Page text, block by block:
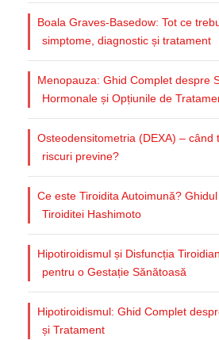
Boala Graves-Basedow: Tot ce
simptome, diagnostic și tratament
Menopauza: Ghid Complet despre
Hormonale și Opțiunile de
Osteodensitometria (DEXA) – când
riscuri previne?
Ce este Tiroidita Autoimună?
Tiroiditei Hashimoto
Hipotiroidismul și Disfuncția
pentru o Gestație Sănătoasă
Hipotiroidismul: Ghid Complet
și Tratament